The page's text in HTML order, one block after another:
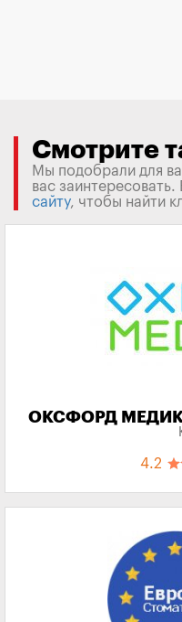
Смотрите
Мы подобрали для
вас заинтересовать.
сайту, чтобы найти
ОКСФОРД
4.2